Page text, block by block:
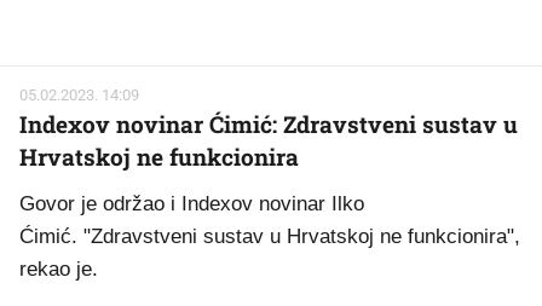
05.02.2023. 14:09
Indexov novinar Ćimić: Zdravstveni sustav u
Hrvatskoj ne funkcionira
Govor je održao i Indexov novinar Ilko
Ćimić. "Zdravstveni sustav u Hrvatskoj ne funkcionira",
rekao je.